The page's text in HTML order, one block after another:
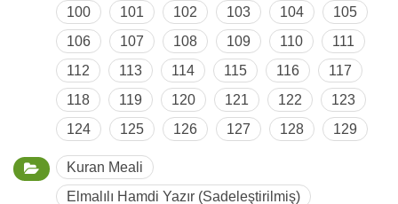
100
101 102 103 104
105
106
107 108 109 110
111
112
113 114 115 116
117
118
119 120 121 122
123
124
125 126 127 128 129
Kuran Meali
Elmalılı Hamdi Yazır (Sadeleştirilmiş)